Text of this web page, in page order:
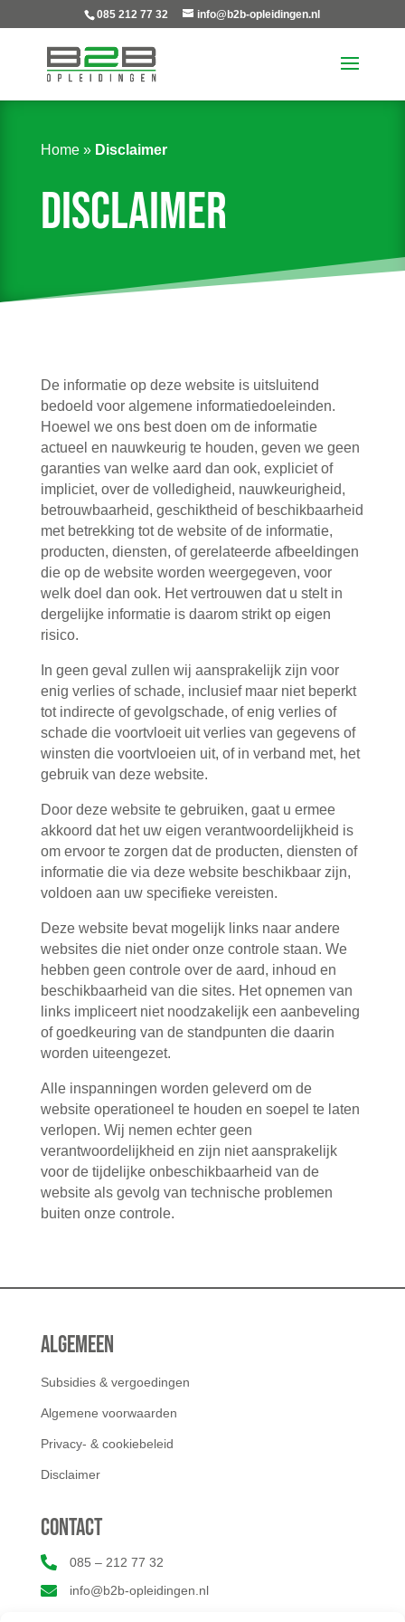
085 212 77 32 info@b2b-opleidingen.nl
Home» Disclaimer
disclaimer
De informatie op deze website is uitsluitend
bedoeld voor algemene informatiedoeleinden.
Hoewel we ons best doen om de informatie
actueel en nauwkeurig te houden, geven we geen
garanties van welke aard dan ook, expliciet of
impliciet, over de volledigheid, nauwkeurigheid,
betrouwbaarheid, geschiktheid of beschikbaarheid
met betrekking tot de website of de informatie,
producten, diensten, of gerelateerde afbeeldingen
die op de website worden weergegeven, voor
welk doel dan ook. Het vertrouwen dat u stelt in
dergelijke informatie is daarom strikt op eigen
risico.
In geen geval zullen wij aansprakelijk zijn voor
enig verlies of schade, inclusief maar niet beperkt
tot indirecte of gevolgschade, of enig verlies of
schade die voortvloeit uit verlies van gegevens of
winsten die voortvloeien uit, of in verband met, het
gebruik van deze website.
Door deze website te gebruiken, gaat u ermee
akkoord dat het uw eigen verantwoordelijkheid is
om ervoor te zorgen dat de producten, diensten of
informatie die via deze website beschikbaar zijn,
voldoen aan uw specifieke vereisten.
Deze website bevat mogelijk links naar andere
websites die niet onder onze controle staan. We
hebben geen controle over de aard, inhoud en
beschikbaarheid van die sites. Het opnemen van
links impliceert niet noodzakelijk een aanbeveling
of goedkeuring van de standpunten die daarin
worden uiteengezet.
Alle inspanningen worden geleverd om de
website operationeel te houden en soepel te laten
verlopen. Wij nemen echter geen
verantwoordelijkheid en zijn niet aansprakelijk
voor de tijdelijke onbeschikbaarheid van de
website als gevolg van technische problemen
buiten onze controle.
Algemeen
Subsidies & vergoedingen
Algemene voorwaarden
Privacy- & cookiebeleid
Disclaimer
Contact
 085 – 212 77 32
 info@b2b-opleidingen.nl